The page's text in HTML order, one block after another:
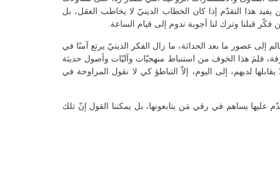
هذا التقدّم إذا كان الخطاب الدينيّ لا يخاطب العقل، بل
قبلنا وترك لنا أجوبة تدوم إلى قيام الساعة.
إلى عصور ما بعد الحداثة، ما زال الفكر الدينيّ يرتع آمنًا في
فلمَ هذا الخوف من استنباط منهجيّات وآليّات وأصول حديثة
لديهم، إلى اليوم، إلاّ التباطؤ كي لا نقول المراوحة في
عليها يساهم في رقي مَن يتابعونها، بل يمكننا القول إنّ تلك